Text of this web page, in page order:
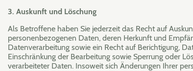
3. Auskunft und Löschung
Als Betroffene haben Sie jederzeit das Recht auf
personenbezogenen Daten, deren Herkunft und
Datenverarbeitung sowie ein Recht auf Berichtigung,
Einschränkung der Bearbeitung sowie Sperrung oder
verarbeiteter Daten. Insoweit sich Änderungen Ihrer